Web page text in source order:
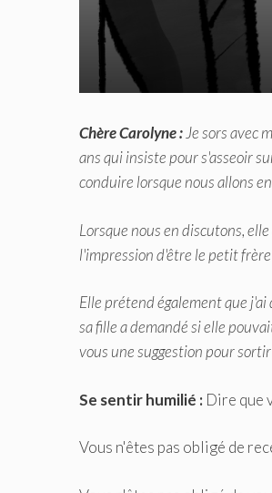
Chère Carolyne : Je sors avec
ans qui insiste pour s'asseoir
conduire lorsque nous allons
Lorsque nous en discutons,
l'impression d'être le petit
Elle prétend également que
sa fille a demandé si elle
vous une suggestion pour
Se sentir humilié : Dire que
Vous n'êtes pas obligé de